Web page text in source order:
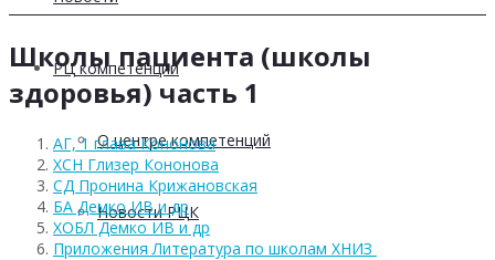
РЦ компетенций
О центре компетенций
Новости РЦК
Школы пациента (школы
здоровья) часть 1
АГ, 1 глава Кононова
ХСН Глизер Кононова
СД Пронина Крижановская
БА Демко ИВ и др
ХОБЛ Демко ИВ и др
Приложения Литература по школам ХНИЗ